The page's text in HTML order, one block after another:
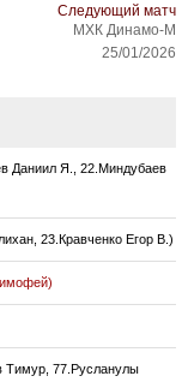
Следующий матч
МХК Динамо-М
25/01/2026
Даниил Я., 22.Миндубаев
23.Кравченко Егор В.)
Тимур, 77.Русланулы